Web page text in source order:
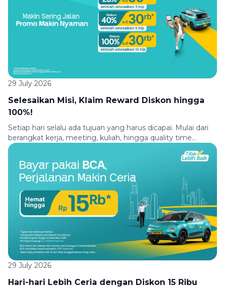
kuliah, belanja, meeting, maupun kontrol kesehatan, Green
SM siap mengantarkanmu […]
29 July 2026
Selesaikan Misi, Klaim Reward Diskon hingga
100%!
Setiap hari selalu ada tujuan yang harus dicapai. Mulai dari
berangkat kerja, meeting, kuliah, hingga quality time
bersama teman atau keluarga, semuanya membutuhkan
perjalanan yang nyaman. Biar setiap perjalanan jadi makin
seru, Green SM menghadirkan promo pilihan. Makin sering
kamu jalan bareng Green SM, makin nyaman promo yang
kamu dapatkan. Cukup selesaikan misi perjalananmu dan
29 July 2026
Hari-hari Lebih Ceria dengan Diskon 15 Ribu